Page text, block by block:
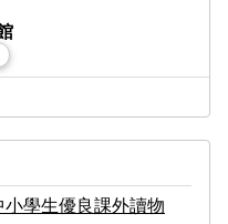
小學生優良課外讀物